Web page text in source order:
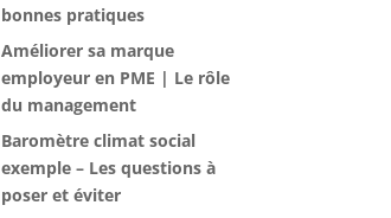
bonnes pratiques
Améliorer sa marque
employeur en PME | Le rôle
du management
Baromètre climat social
exemple – Les questions à
poser et éviter